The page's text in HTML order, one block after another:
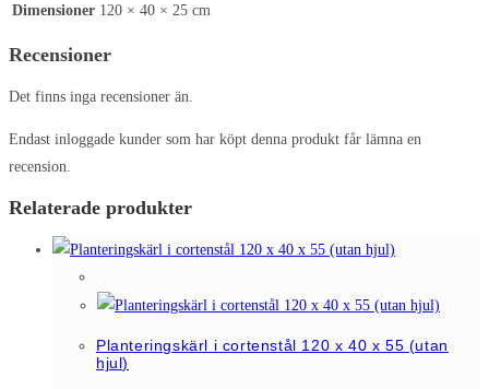
Dimensioner 120 × 40 × 25 cm
Recensioner
Det finns inga recensioner än.
Endast inloggade kunder som har köpt denna produkt får lämna en
recension.
Relaterade produkter
Planteringskärl i cortenstål 120 x 40 x 55 (utan
hjul)